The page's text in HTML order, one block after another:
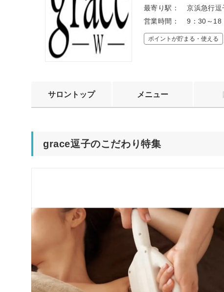
最寄り駅：
京浜急行
営業時間：
9：30～18
ポイントが貯まる・使える
サロントップ メニュー
grace逗子のこだわり特集